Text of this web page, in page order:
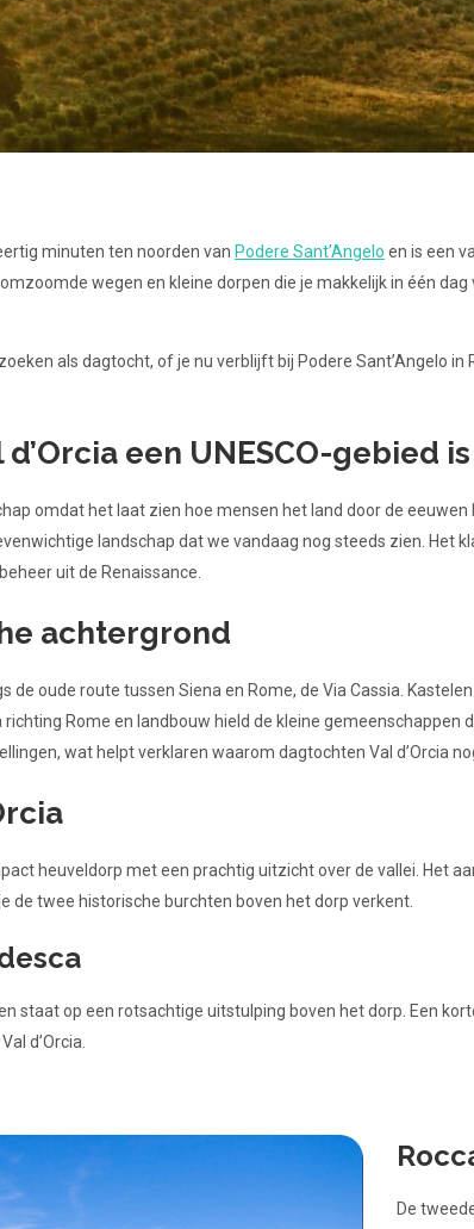
minuten ten noorden van Podere Sant’Angelo en is een
wegen en kleine dorpen die je makkelijk in één
als dagtocht, of je nu verblijft bij Podere Sant’Angelo
een UNESCO-gebied is
omdat het laat zien hoe mensen het land door de
landschap dat we vandaag nog steeds zien. Het
uit de Renaissance.
achtergrond
de oude route tussen Siena en Rome, de Via Cassia.
Rome en landbouw hield de kleine
wat helpt verklaren waarom dagtochten Val d’Orcia
heuveldorp met een prachtig uitzicht over de vallei. Het
de twee historische burchten boven het dorp verkent.
staat op een rotsachtige uitstulping boven het dorp. Een
d’Orcia.
De